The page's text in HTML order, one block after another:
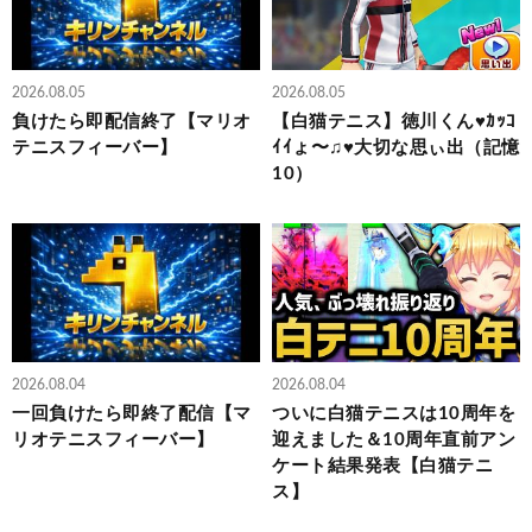
2026.08.05
負けたら即配信終了【マリオ
テニスフィーバー】
2026.08.05
【白猫テニス】徳川くん♥ｶｯｺ
ｲｲょ〜♫♥大切な思ぃ出（記憶
10）
2026.08.04
一回負けたら即終了配信【マ
リオテニスフィーバー】
2026.08.04
ついに白猫テニスは10周年を
迎えました＆10周年直前アン
ケート結果発表【白猫テニ
ス】